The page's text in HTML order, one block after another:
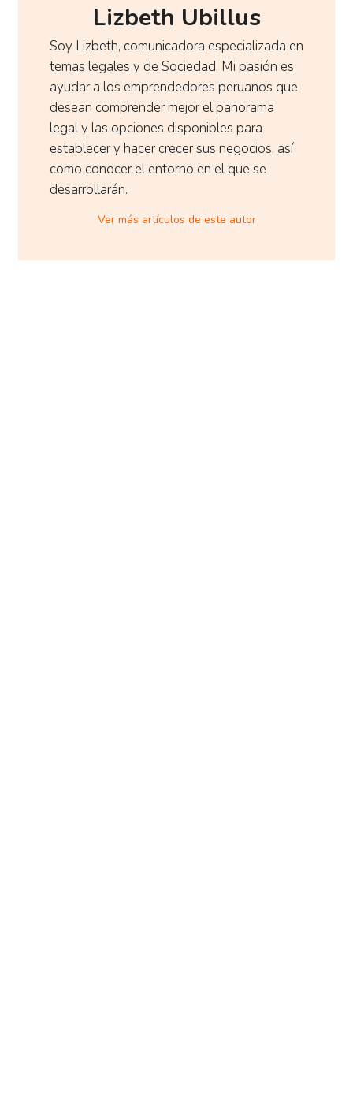
Lizbeth Ubillus
Soy Lizbeth, comunicadora especializada en
temas legales y de Sociedad. Mi pasión es
ayudar a los emprendedores peruanos que
desean comprender mejor el panorama
legal y las opciones disponibles para
establecer y hacer crecer sus negocios, así
como conocer el entorno en el que se
desarrollarán.
Ver más artículos de este autor